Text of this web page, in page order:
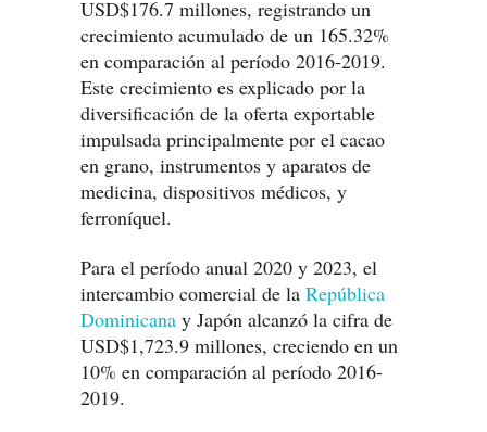
USD$176.7 millones, registrando un
crecimiento acumulado de un 165.32%
en comparación al período 2016-2019.
Este crecimiento es explicado por la
diversificación de la oferta exportable
impulsada principalmente por el cacao
en grano, instrumentos y aparatos de
medicina, dispositivos médicos, y
ferroníquel.
Para el período anual 2020 y 2023, el
intercambio comercial de la República
Dominicana y Japón alcanzó la cifra de
USD$1,723.9 millones, creciendo en un
10% en comparación al período 2016-
2019.